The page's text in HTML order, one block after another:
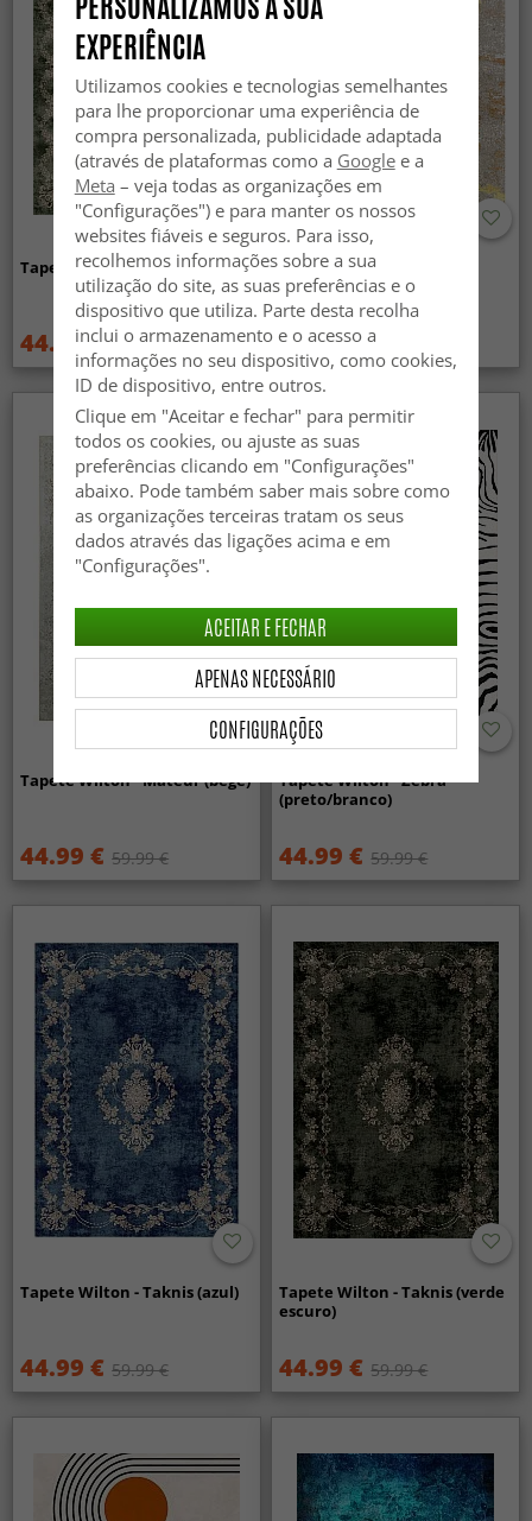
Tapete Wilton - Taknis (verde)
44.99 € 59.99 €
Tapete Wilton - Elena
(bege/dourado)
44.99 € 59.99 €
Tapete Wilton - Mateur (bege)
44.99 € 59.99 €
Tapete Wilton - Zebra
(preto/branco)
44.99 € 59.99 €
Tapete Wilton - Taknis (azul)
44.99 € 59.99 €
Tapete Wilton - Taknis (verde
escuro)
44.99 € 59.99 €
EXPERIÊNCIA
Utilizamos cookies e tecnologias semelhantes
para lhe proporcionar uma experiência de
compra personalizada, publicidade adaptada
(através de plataformas como a Googlee a
Meta – veja todas as organizações em
"Configurações") e para manter os nossos
websites fiáveis e seguros. Para isso,
recolhemos informações sobre a sua
utilização do site, as suas preferências e o
dispositivo que utiliza. Parte desta recolha
inclui o armazenamento e o acesso a
informações no seu dispositivo, como cookies,
ID de dispositivo, entre outros.
Clique em "Aceitar e fechar" para permitir
todos os cookies, ou ajuste as suas
preferências clicando em "Configurações"
abaixo. Pode também saber mais sobre como
as organizações terceiras tratam os seus
dados através das ligações acima e em
"Configurações".
CONFIGURAÇÕES
APENAS NECESSÁRIO
ACEITAR E FECHAR